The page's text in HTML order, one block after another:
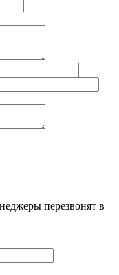
перезвонят в